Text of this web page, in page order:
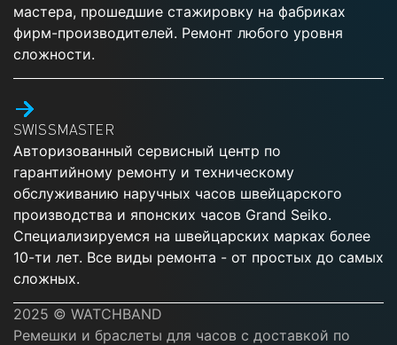
мастера, прошедшие стажировку на фабриках
фирм-производителей. Ремонт любого уровня
сложности.
SWISSMASTER
Авторизованный сервисный центр по
гарантийному ремонту и техническому
обслуживанию наручных часов швейцарского
производства и японских часов Grand Seiko.
Специализируемся на швейцарских марках более
10-ти лет. Все виды ремонта - от простых до самых
сложных.
2025 © WATCHBAND
Ремешки и браслеты для часов с доставкой по